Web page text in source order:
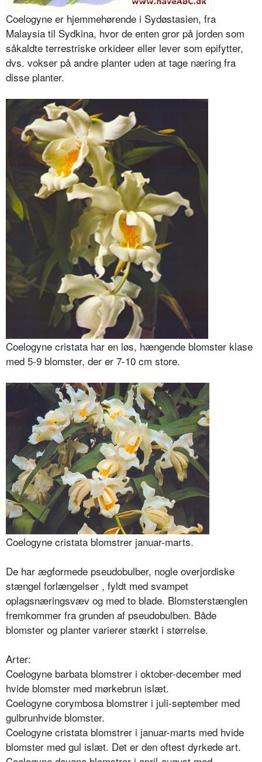
Coelogyne er hjemmehørende i Syd­østasien, fra
Malaysia til Sydkina, hvor de enten gror på jorden som
såkaldte terrestriske orkideer eller lever som epifytter,
dvs. vokser på andre planter uden at tage næring fra
disse planter.
Coelogyne cristata har en løs, hængende blomster klase
med 5-9 blomster, der er 7-10 cm store.
Coelogyne cristata blomstrer januar-marts.
De har ægformede pseudobulber, nog­le overjordiske
stængel forlængelser , fyldt med svampet
oplagsnæringsvæv og med to blade. Blomsterstænglen
fremkommer fra grunden af pseudo­bulben. Både
blomster og planter va­rierer stærkt i størrelse.
Arter:
Coelogyne barbata blomstrer i oktober-december med
hvide blom­ster med mørkebrun islæt.
Coelogyne corymbosa blomstrer i juli-september med
gulbrunhvide blom­ster.
Coelogyne cristata blomstrer i januar-marts med hvide
blomster med gul islæt. Det er den oftest dyrkede art.